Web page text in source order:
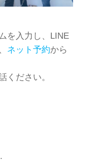
を入力し、LINE
ネット予約から
ください。